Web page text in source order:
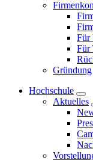
Für
Für
Gründung
Hochschule
Aktuelles